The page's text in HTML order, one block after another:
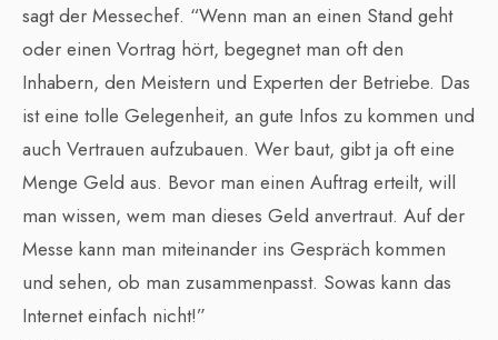
sagt der Messechef. “Wenn man an einen Stand geht
oder einen Vortrag hört, begegnet man oft den
Inhabern, den Meistern und Experten der Betriebe. Das
ist eine tolle Gelegenheit, an gute Infos zu kommen und
auch Vertrauen aufzubauen. Wer baut, gibt ja oft eine
Menge Geld aus. Bevor man einen Auftrag erteilt, will
man wissen, wem man dieses Geld anvertraut. Auf der
Messe kann man miteinander ins Gespräch kommen
und sehen, ob man zusammenpasst. Sowas kann das
Internet einfach nicht!”